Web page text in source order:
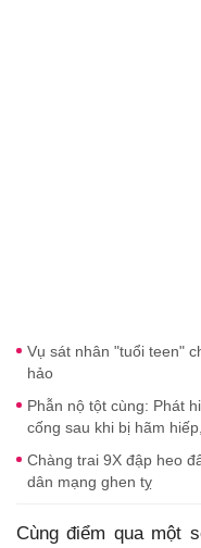
Vụ sát nhân "tuổi teen"
hảo
Phẫn nộ tột cùng: Phát
cống sau khi bị hãm
Chàng trai 9X đập heo
dân mạng ghen tỵ
Cùng điểm qua một